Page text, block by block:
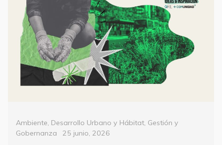
Categorías
Ambiente, Desarrollo Urbano y Hábitat, Gestión y
Gobernanza
Posted
25 junio, 2026